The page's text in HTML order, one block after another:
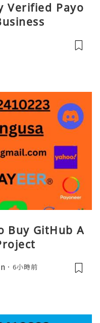
Verified Payo
Buy GitHub A
6小時前